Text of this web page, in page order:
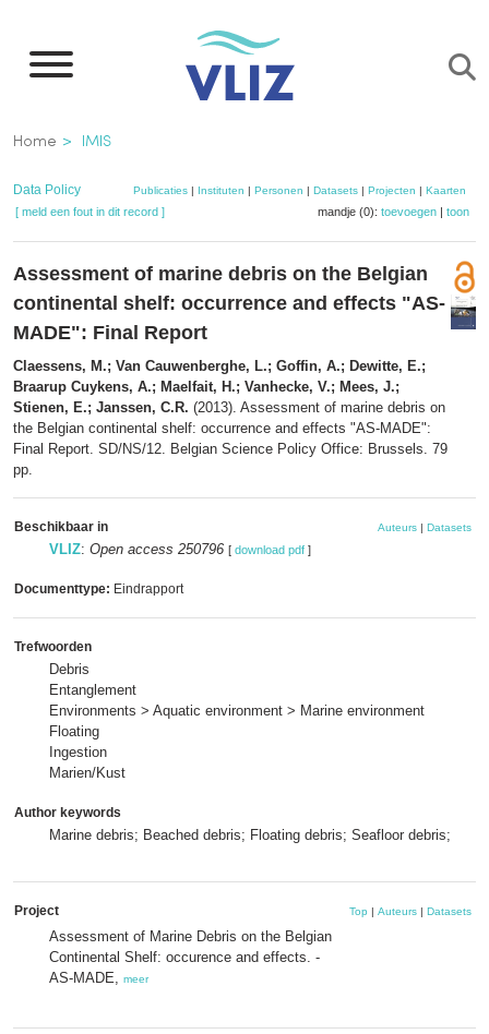
naar
inhoud
gaan
Kruimelpad
Home IMIS
Data Policy Publicaties| Instituten | Personen | Datasets| Projecten | Kaarten
[ meld een fout in dit record ] mandje (0): toevoegen | toon
Assessment of marine debris on the Belgian
continental shelf: occurrence and effects "AS-
MADE": Final Report
Claessens, M.; Van Cauwenberghe, L.; Goffin, A.; Dewitte, E.;
Braarup Cuykens, A.; Maelfait, H.; Vanhecke, V.; Mees, J.;
Stienen, E.; Janssen, C.R. (2013). Assessment of marine debris on
the Belgian continental shelf: occurrence and effects "AS-MADE":
Final Report. SD/NS/12. Belgian Science Policy Office: Brussels. 79
pp.
Beschikbaar in Auteurs | Datasets
VLIZ: Open access 250796 [ download pdf ]
Documenttype: Eindrapport
Trefwoorden
Debris
Entanglement
Environments > Aquatic environment > Marine environment
Floating
Ingestion
Marien/Kust
Author keywords
Marine debris; Beached debris; Floating debris; Seafloor debris;
Project Top | Auteurs | Datasets
Assessment of Marine Debris on the Belgian
Continental Shelf: occurence and effects. -
AS-MADE, meer